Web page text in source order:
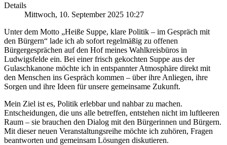
Details
Mittwoch, 10. September 2025 10:27
Unter dem Motto „Heiße Suppe, klare Politik – im Gespräch mit
den Bürgern“ lade ich ab sofort regelmäßig zu offenen
Bürgergesprächen auf den Hof meines Wahlkreisbüros in
Ludwigsfelde ein. Bei einer frisch gekochten Suppe aus der
Gulaschkanone möchte ich in entspannter Atmosphäre direkt mit
den Menschen ins Gespräch kommen – über ihre Anliegen, ihre
Sorgen und ihre Ideen für unsere gemeinsame Zukunft.
Mein Ziel ist es, Politik erlebbar und nahbar zu machen.
Entscheidungen, die uns alle betreffen, entstehen nicht im luftleeren
Raum – sie brauchen den Dialog mit den Bürgerinnen und Bürgern.
Mit dieser neuen Veranstaltungsreihe möchte ich zuhören, Fragen
beantworten und gemeinsam Lösungen diskutieren.